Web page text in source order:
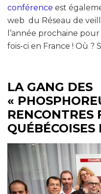
conférence est
web du Réseau de
l’année prochaine
fois-ci en France ! Où ?
LA GANG DES
«
RENCONTRES